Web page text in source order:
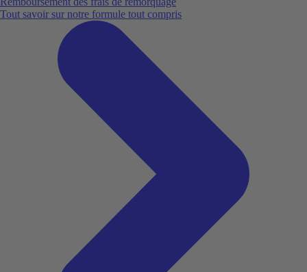
Tout savoir sur notre formule tout compris